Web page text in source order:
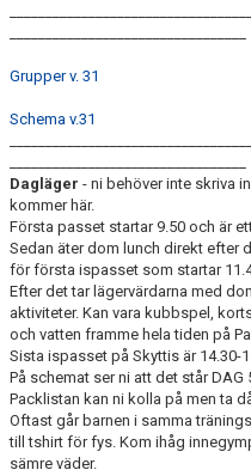
Grupper v. 31
Schema v.31
Dagläger - ni behöver inte skriva
kommer här.
Första passet startar 9.50 och är
Sedan äter dom lunch direkt efter
för första ispasset som startar
Efter det tar lägervärdarna med
aktiviteter. Kan vara kubbspel,
och vatten framme hela tiden på
Sista ispasset på Skyttis är 14.30-
På schemat ser ni att det står DAG
Packlistan kan ni kolla på men ta
Oftast går barnen i samma
till tshirt för fys. Kom ihåg
sämre väder.